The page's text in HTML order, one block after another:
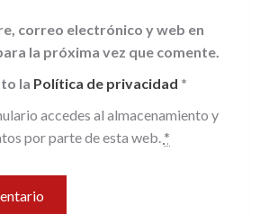
correo electrónico y web en
la próxima vez que comente.
la Política de privacidad *
accedes al almacenamiento y
por parte de esta web. *